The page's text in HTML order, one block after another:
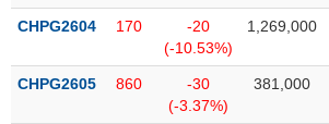
mới
yết
bổ
CHPG2604 170
-20
(-10.53%)
1,269,000
CHPG2605 860
-30
(-3.37%)
381,000
PHÁI